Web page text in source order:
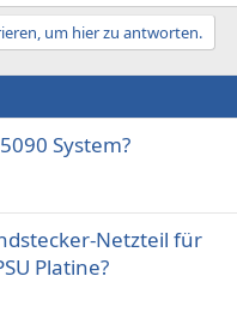
um hier zu antworten.
System?
Netzteil für
Platine?